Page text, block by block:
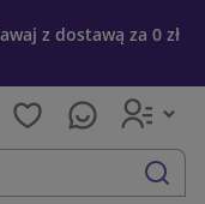
z dostawą za 0 zł
szukaj